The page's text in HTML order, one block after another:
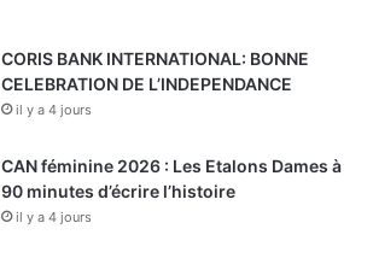
CORIS BANK INTERNATIONAL: BONNE
CELEBRATION DE L’INDEPENDANCE
il y a 4 jours
CAN féminine 2026 : Les Etalons Dames à
90 minutes d’écrire l’histoire
il y a 4 jours